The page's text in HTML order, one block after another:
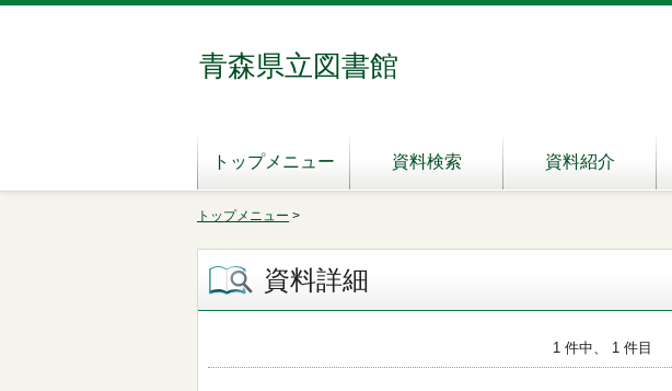
青森県立図書館
トップメニュー 資料検索 資料紹介
トップメニュー >
資料詳細
1 件中、 1 件目